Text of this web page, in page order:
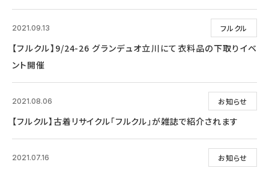
フルクル
2021.09.13
【フルクル】9/24-26 グランデュオ立川にて衣料品の下取りイベ
ント開催
お知らせ
2021.08.06
【フルクル】古着リサイクル「フルクル」が雑誌で紹介されます
お知らせ
2021.07.16